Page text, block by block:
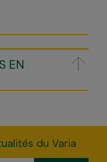
EN
du Varia